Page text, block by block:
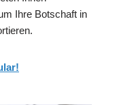
Ihre Botschaft in